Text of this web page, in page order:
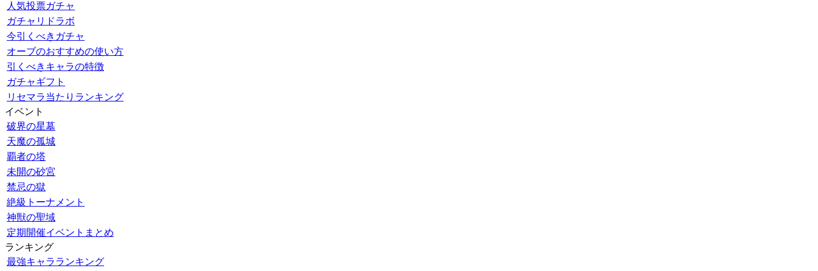
人気投票ガチャ
ガチャリドラボ
今引くべきガチャ
オーブのおすすめの使い方
引くべきキャラの特徴
ガチャギフト
リセマラ当たりランキング
イベント
破界の星墓
天魔の孤城
覇者の塔
未開の砂宮
禁忌の獄
絶級トーナメント
神獣の聖域
定期開催イベントまとめ
ランキング
最強キャラランキング